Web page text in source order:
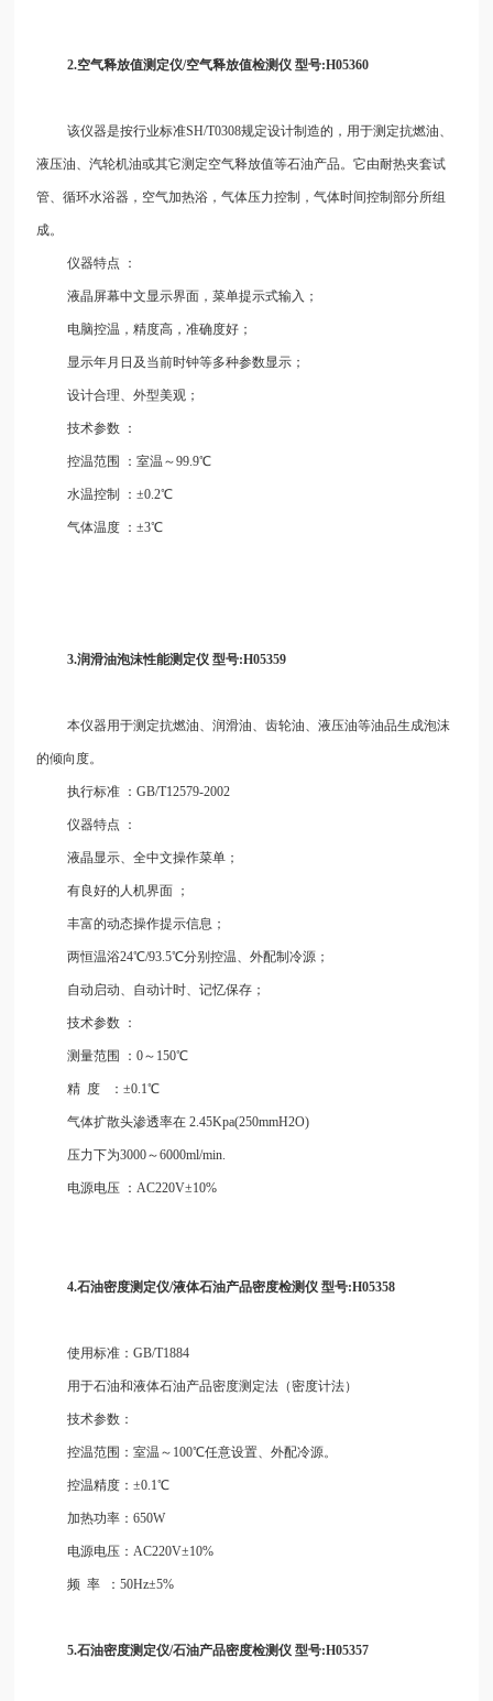
2.空气释放值测定仪/空气释放值检测仪 型号:H05360
该仪器是按行业标准SH/T0308规定设计制造的，用于测定抗燃油、
液压油、汽轮机油或其它测定空气释放值等石油产品。它由耐热夹套试
管、循环水浴器，空气加热浴，气体压力控制，气体时间控制部分所组
成。
仪器特点 ：
液晶屏幕中文显示界面，菜单提示式输入；
电脑控温，精度高，准确度好；
显示年月日及当前时钟等多种参数显示；
设计合理、外型美观；
技术参数 ：
控温范围 ：室温～99.9℃
水温控制 ：±0.2℃
气体温度 ：±3℃
3.润滑油泡沫性能测定仪 型号:H05359
本仪器用于测定抗燃油、润滑油、齿轮油、液压油等油品生成泡沫
的倾向度。
执行标准 ：GB/T12579-2002
仪器特点 ：
液晶显示、全中文操作菜单；
有良好的人机界面 ；
丰富的动态操作提示信息；
两恒温浴24℃/93.5℃分别控温、外配制冷源；
自动启动、自动计时、记忆保存；
技术参数 ：
测量范围 ：0～150℃
精 度 ：±0.1℃
气体扩散头渗透率在 2.45Kpa(250mmH2O)
压力下为3000～6000ml/min.
电源电压 ：AC220V±10%
4.石油密度测定仪/液体石油产品密度检测仪 型号:H05358
使用标准：GB/T1884
用于石油和液体石油产品密度测定法（密度计法）
技术参数：
控温范围：室温～100℃任意设置、外配冷源。
控温精度：±0.1℃
加热功率：650W
电源电压：AC220V±10%
频 率 ：50Hz±5%
5.石油密度测定仪/石油产品密度检测仪 型号:H05357